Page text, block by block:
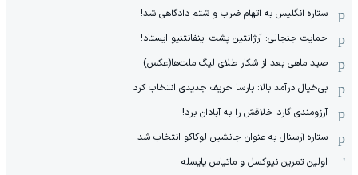
ستاره انگلیس به اتهام ضرب و شتم دادگاهی شد!
حمایت جنجالی: آرژانتین پشت اینفانتنیو ایستاد!
صید ماهی بعد از شکار طلای لیگ ملت‌ها(عکس)
بی‌خیال درآمد بالا: بارسا حریف جدیدی انتخاب کرد
آرزومندی گارد خلاقش را به آبادان برد!
ستاره آرسنال به عنوان جانشین لوکاکو انتخاب شد
اولین تمرین نیوکسل و ماتیاس یایسله